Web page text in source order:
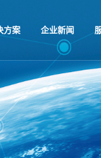
方案 企业新闻